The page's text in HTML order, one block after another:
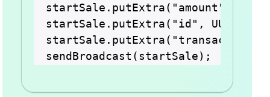
startSale.putExtra("amount",
startSale.putExtra("id",